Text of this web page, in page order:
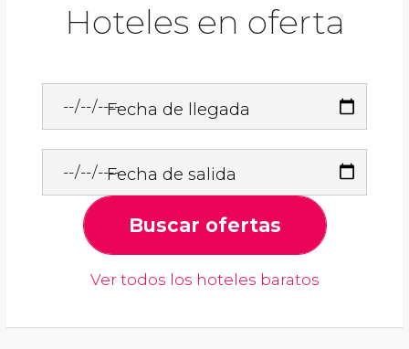
Hoteles en oferta
Fecha de llegada
Fecha de salida
Buscar ofertas
Ver todos los hoteles baratos